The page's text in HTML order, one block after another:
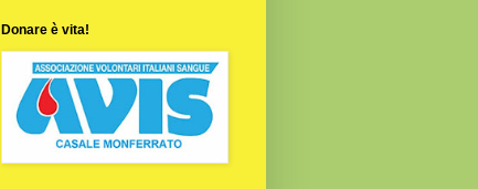
Donare è vita!